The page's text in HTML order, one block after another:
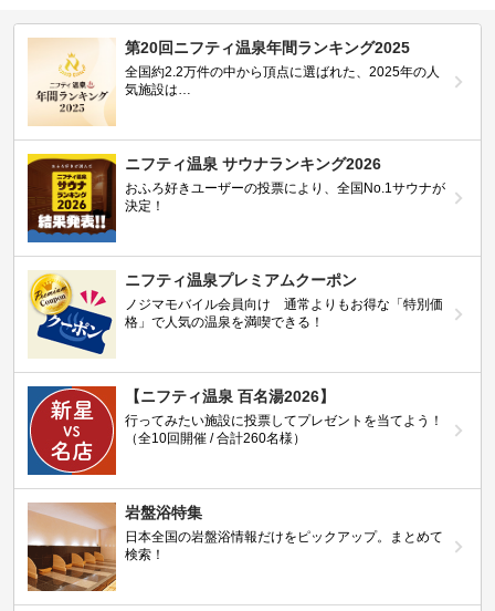
第20回ニフティ温泉年間ランキング2025
全国約2.2万件の中から頂点に選ばれた、2025年の人
気施設は…
ニフティ温泉 サウナランキング2026
おふろ好きユーザーの投票により、全国No.1サウナが
決定！
ニフティ温泉プレミアムクーポン
ノジマモバイル会員向け 通常よりもお得な「特別価
格」で人気の温泉を満喫できる！
【ニフティ温泉 百名湯2026】
行ってみたい施設に投票してプレゼントを当てよう！
（全10回開催 / 合計260名様）
岩盤浴特集
日本全国の岩盤浴情報だけをピックアップ。まとめて
検索！